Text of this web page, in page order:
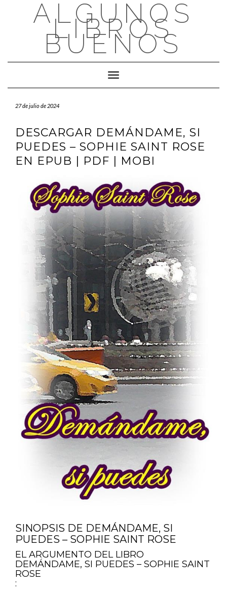
ALGUNOS
LIBROS
BUENOS
Cambiar modo de navegación
27 de julio de 2024
DESCARGAR DEMÁNDAME, SI
PUEDES – SOPHIE SAINT ROSE
EN EPUB | PDF | MOBI
SINOPSIS DE DEMÁNDAME, SI
PUEDES – SOPHIE SAINT ROSE
EL ARGUMENTO DEL LIBRO
DEMÁNDAME, SI PUEDES – SOPHIE SAINT
ROSE
: